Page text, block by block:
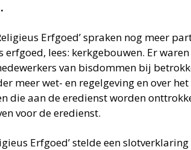
Erfgoed’ spraken nog meer
lees: kerkgebouwen. Er
van bisdommen bij
meer wet- en regelgeving en over
die aan de eredienst worden
voor de eredienst.
Erfgoed’ stelde een